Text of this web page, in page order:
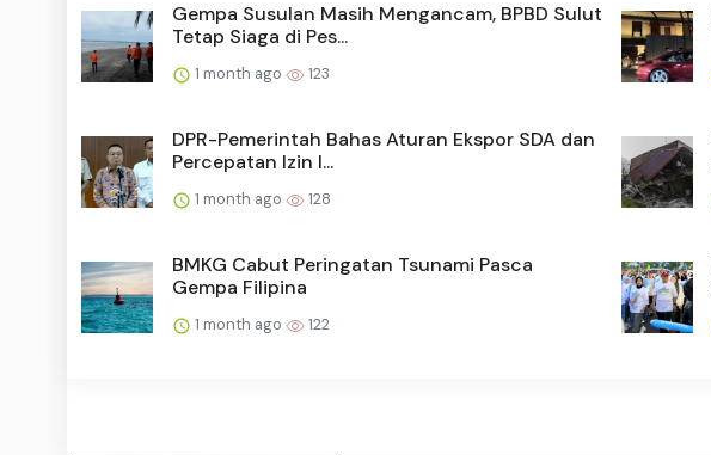
Gempa Susulan Masih Mengancam, BPBD Sulut
Tetap Siaga di Pes...
1 month ago 123
DPR-Pemerintah Bahas Aturan Ekspor SDA dan
Percepatan Izin I...
1 month ago 128
BMKG Cabut Peringatan Tsunami Pasca
Gempa Filipina
1 month ago 122